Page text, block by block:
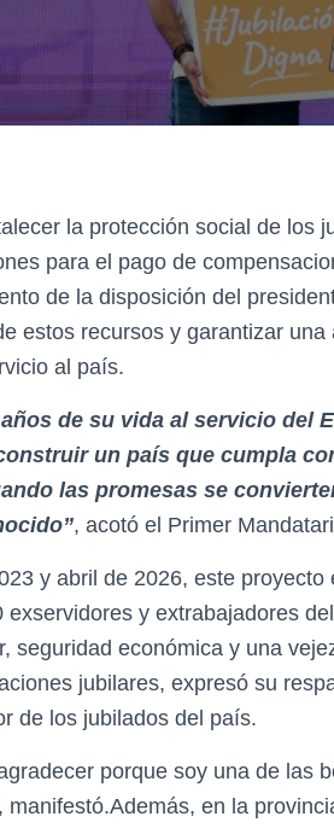
la protección social de los
para el pago de
de la disposición del
estos recursos y garantizar
al país.
de su vida al servicio del
un país que cumpla
las promesas se
, acotó el Primer
y abril de 2026, este
exservidores y extrabajadores
seguridad económica y una
jubilares, expresó su
de los jubilados del país.
porque soy una de las
manifestó.Además, en la